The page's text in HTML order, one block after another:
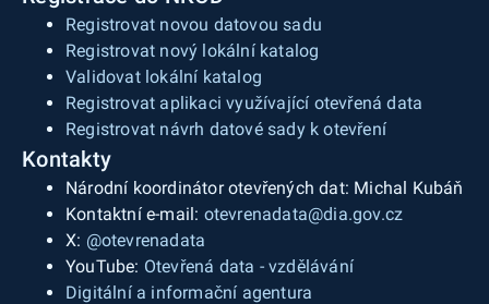
Registrovat novou datovou sadu
Registrovat nový lokální katalog
Validovat lokální katalog
Registrovat aplikaci využívající otevřená data
Registrovat návrh datové sady k otevření
Kontakty
Národní koordinátor otevřených dat: Michal Kubáň
Kontaktní e-mail: otevrenadata@dia.gov.cz
X: @otevrenadata
YouTube: Otevřená data - vzdělávání
Digitální a informační agentura